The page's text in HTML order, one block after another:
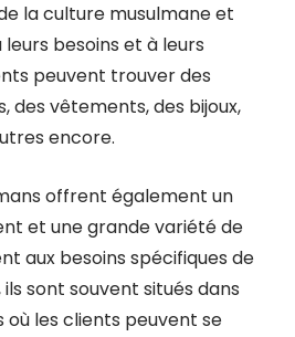
la culture musulmane et
besoins et à leurs
peuvent trouver des
des vêtements, des bijoux,
encore.
offrent également un
et une grande variété de
aux besoins spécifiques de
sont souvent situés dans
les clients peuvent se